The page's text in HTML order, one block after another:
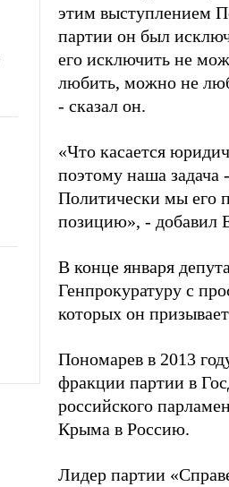
этим выступлением
партии он был
его исключить не
любить, можно не
- сказал он.
«Что касается
поэтому наша задача
Политически мы его
позицию», - добавил
В конце января
Генпрокуратуру с
которых он
Пономарев в 2013
фракции партии в
российского
Крыма в Россию.
Лидер партии